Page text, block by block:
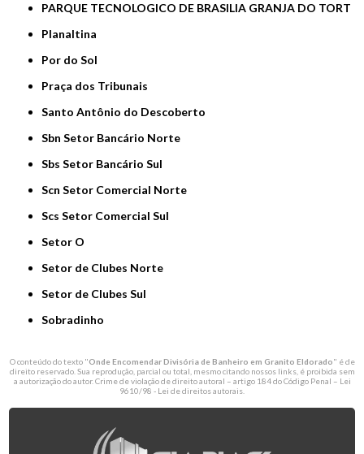
PARQUE TECNOLOGICO DE BRASILIA GRANJA DO TORT
Planaltina
Por do Sol
Praça dos Tribunais
Santo Antônio do Descoberto
Sbn Setor Bancário Norte
Sbs Setor Bancário Sul
Scn Setor Comercial Norte
Scs Setor Comercial Sul
Setor O
Setor de Clubes Norte
Setor de Clubes Sul
Sobradinho
O conteúdo do texto "Onde Encomendar Divisória de Banheiro em Granito Eldorado" é de
direito reservado. Sua reprodução, parcial ou total, mesmo citando nossos links, é proibida sem
a autorização do autor. Crime de violação de direito autoral – artigo 184 do Código Penal – Lei
9610/98 - Lei de direitos autorais